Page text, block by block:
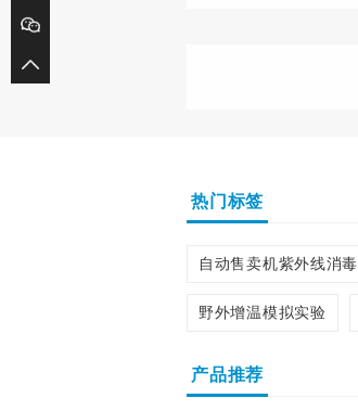
热门标签
自动售卖机紫外线消毒
野外增温模拟实验
产品推荐